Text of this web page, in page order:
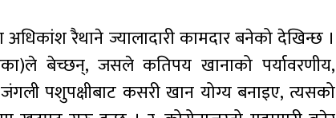
रैथाने ज्यालादारी कामदार बनेको देखिन्छ ।
बेच्छन्, जसले कतिपय खानाको पर्यावरणीय,
पशुपक्षीबाट कसरी खान योग्य बनाइए, त्यसको